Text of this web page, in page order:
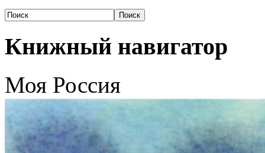
Книжный навигатор
Моя Россия